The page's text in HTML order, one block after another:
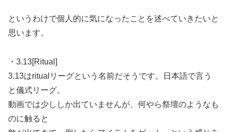
というわけで個人的に気になったことを述べていきたいと
思います。
・3.13[Ritual]
3.13はritualリーグという名前だそうです。日本語で言う
と儀式リーグ。
動画では少ししか出ていませんが、何やら祭壇のようなも
のに触ると